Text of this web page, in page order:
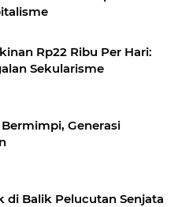
Rp22 Ribu Per Hari:
Sekularisme
Generasi
di Balik Pelucutan Senjata